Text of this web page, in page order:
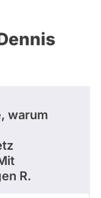
warum
R.